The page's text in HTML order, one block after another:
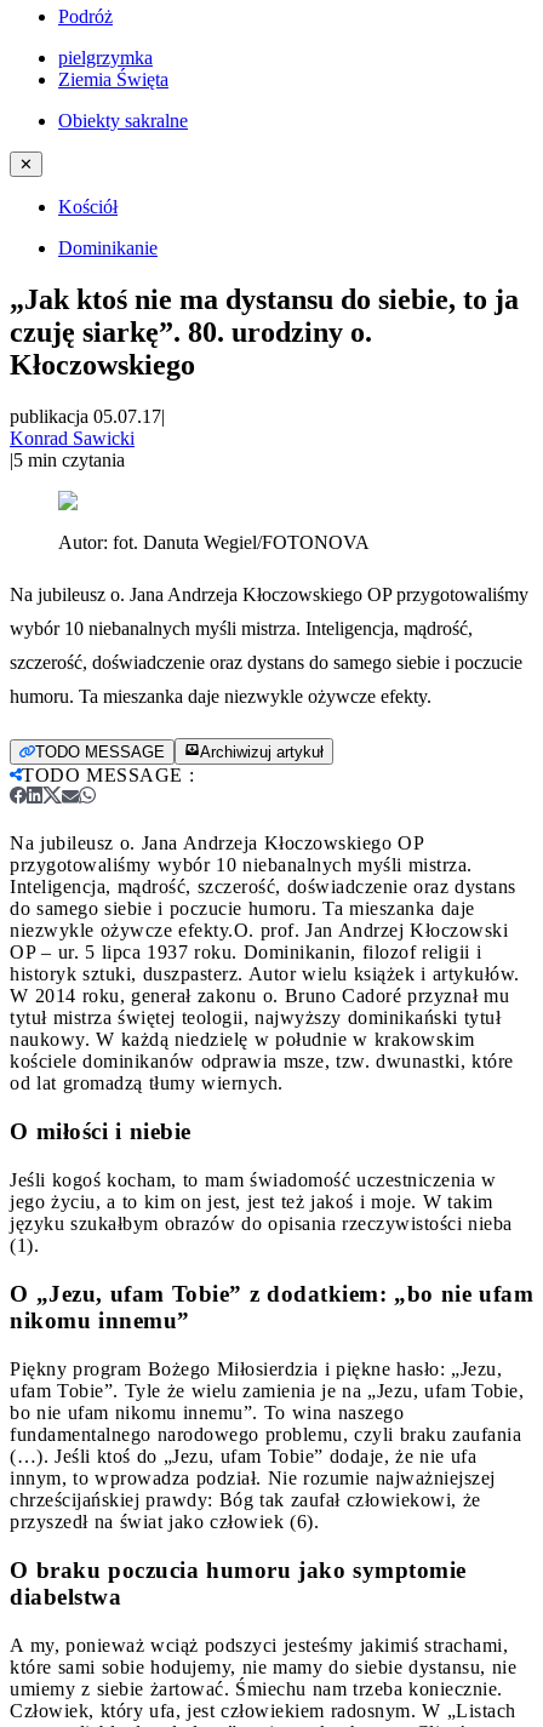
Podróż
pielgrzymka
Ziemia Święta
Obiekty sakralne
✕
Kościół
Dominikanie
„Jak ktoś nie ma dystansu do siebie, to ja
czuję siarkę”. 80. urodziny o.
Kłoczowskiego
publikacja 05.07.17|
Konrad Sawicki
|5 min czytania
Autor: fot. Danuta Wegiel/FOTONOVA
Na jubileusz o. Jana Andrzeja Kłoczowskiego OP przygotowaliśmy
wybór 10 niebanalnych myśli mistrza. Inteligencja, mądrość,
szczerość, doświadczenie oraz dystans do samego siebie i poczucie
humoru. Ta mieszanka daje niezwykle ożywcze efekty.
TODO MESSAGE Archiwizuj artykuł
TODO MESSAGE :
Na jubileusz o. Jana Andrzeja Kłoczowskiego OP
przygotowaliśmy wybór 10 niebanalnych myśli mistrza.
Inteligencja, mądrość, szczerość, doświadczenie oraz dystans
do samego siebie i poczucie humoru. Ta mieszanka daje
niezwykle ożywcze efekty.O. prof. Jan Andrzej Kłoczowski
OP – ur. 5 lipca 1937 roku. Dominikanin, filozof religii i
historyk sztuki, duszpasterz. Autor wielu książek i artykułów.
W 2014 roku, generał zakonu o. Bruno Cadoré przyznał mu
tytuł mistrza świętej teologii, najwyższy dominikański tytuł
naukowy. W każdą niedzielę w południe w krakowskim
kościele dominikanów odprawia msze, tzw. dwunastki, które
od lat gromadzą tłumy wiernych.
O miłości i niebie
Jeśli kogoś kocham, to mam świadomość uczestniczenia w
jego życiu, a to kim on jest, jest też jakoś i moje. W takim
języku szukałbym obrazów do opisania rzeczywistości nieba
(1).
O „Jezu, ufam Tobie” z dodatkiem: „bo nie ufam
nikomu innemu”
Piękny program Bożego Miłosierdzia i piękne hasło: „Jezu,
ufam Tobie”. Tyle że wielu zamienia je na „Jezu, ufam Tobie,
bo nie ufam nikomu innemu”. To wina naszego
fundamentalnego narodowego problemu, czyli braku zaufania
(…). Jeśli ktoś do „Jezu, ufam Tobie” dodaje, że nie ufa
innym, to wprowadza podział. Nie rozumie najważniejszej
chrześcijańskiej prawdy: Bóg tak zaufał człowiekowi, że
przyszedł na świat jako człowiek (6).
O braku poczucia humoru jako symptomie
diabelstwa
A my, ponieważ wciąż podszyci jesteśmy jakimiś strachami,
które sami sobie hodujemy, nie mamy do siebie dystansu, nie
umiemy z siebie żartować. Śmiechu nam trzeba koniecznie.
Człowiek, który ufa, jest człowiekiem radosnym. W „Listach